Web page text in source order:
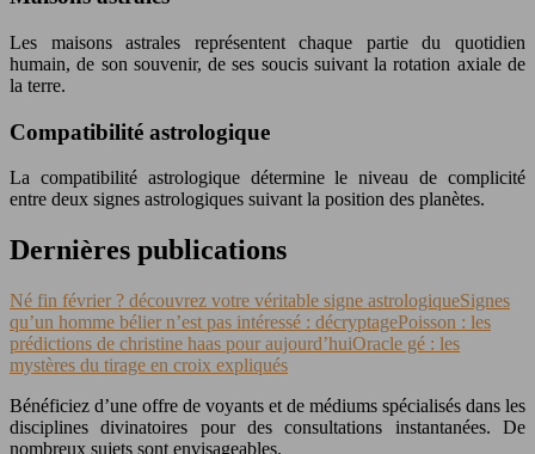
Les maisons astrales représentent chaque partie du quotidien
humain, de son souvenir, de ses soucis suivant la rotation axiale de
la terre.
Compatibilité astrologique
La compatibilité astrologique détermine le niveau de complicité
entre deux signes astrologiques suivant la position des planètes.
Dernières publications
Né fin février ? découvrez votre véritable signe astrologiqueSignes
qu’un homme bélier n’est pas intéressé : décryptagePoisson : les
prédictions de christine haas pour aujourd’huiOracle gé : les
mystères du tirage en croix expliqués
Bénéficiez d’une offre de voyants et de médiums spécialisés dans les
disciplines divinatoires pour des consultations instantanées. De
nombreux sujets sont envisageables.